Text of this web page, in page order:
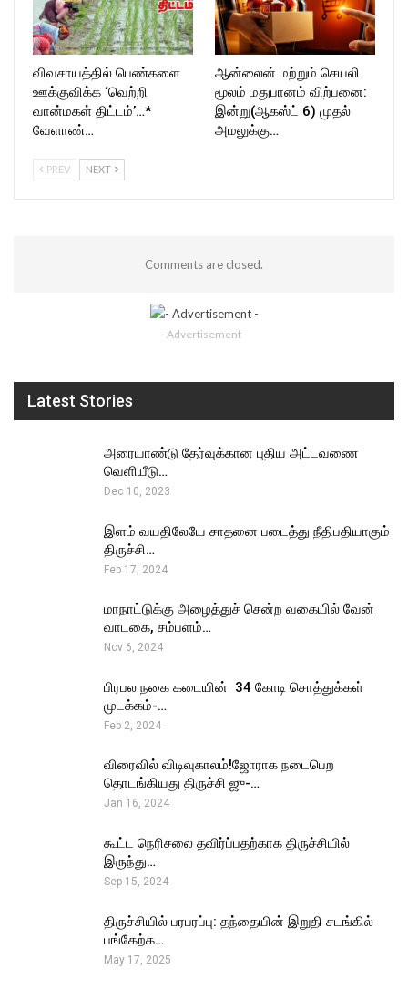
விவசாயத்தில் பெண்களை
ஊக்குவிக்க ‘வெற்றி
வான்மகள் திட்டம்’…*
வேளாண்…
ஆன்லைன் மற்றும் செயலி
மூலம் மதுபானம் விற்பனை:
இன்று(ஆகஸ்ட் 6) முதல்
அமலுக்கு…
PREV NEXT
Comments are closed.
- Advertisement -
Latest Stories
அரையாண்டு தேர்வுக்கான புதிய அட்டவணை
வெளியீடு…
Dec 10, 2023
இளம் வயதிலேயே சாதனை படைத்து நீதிபதியாகும்
திருச்சி…
Feb 17, 2024
மாநாட்டுக்கு அழைத்துச் சென்ற வகையில் வேன்
வாடகை, சம்பளம்…
Nov 6, 2024
பிரபல நகை கடையின் ₹ 34 கோடி சொத்துக்கள்
முடக்கம்-…
Feb 2, 2024
விரைவில் விடிவுகாலம்!ஜோராக நடைபெற
தொடங்கியது திருச்சி ஜு-…
Jan 16, 2024
கூட்ட நெரிசலை தவிர்ப்பதற்காக திருச்சியில்
இருந்து…
Sep 15, 2024
திருச்சியில் பரபரப்பு: தந்தையின் இறுதி சடங்கில்
பங்கேற்க…
May 17, 2025